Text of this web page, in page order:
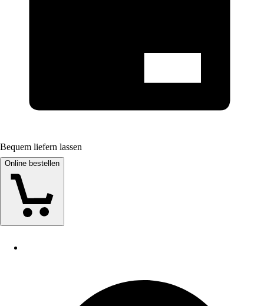
Bequem liefern lassen
Online bestellen